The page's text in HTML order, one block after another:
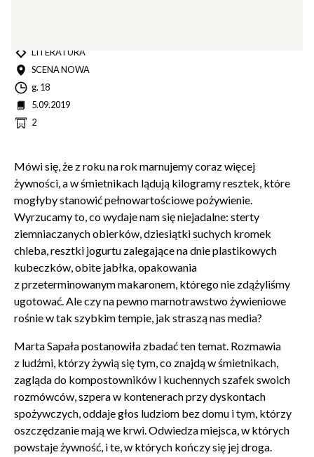
Dołącz do newslettera
POTWIERDŹ ADRES EMAIL
TYP LITERATURA
MIEJSCESCENA NOWA
Godzina
g. 18
Data5.09.2019
Cena2
Mówi się, że z roku na rok marnujemy coraz więcej
żywności, a w śmietnikach lądują kilogramy resztek, które
mogłyby stanowić pełnowartościowe pożywienie.
Wyrzucamy to, co wydaje nam się niejadalne: sterty
ziemniaczanych obierków, dziesiątki suchych kromek
chleba, resztki jogurtu zalegające na dnie plastikowych
kubeczków, obite jabłka, opakowania
z przeterminowanym makaronem, którego nie zdążyliśmy
ugotować. Ale czy na pewno marnotrawstwo żywieniowe
rośnie w tak szybkim tempie, jak straszą nas media?
Marta Sapała postanowiła zbadać ten temat. Rozmawia
z ludźmi, którzy żywią się tym, co znajdą w śmietnikach,
zagląda do kompostowników i kuchennych szafek swoich
rozmówców, szpera w kontenerach przy dyskontach
spożywczych, oddaje głos ludziom bez domu i tym, którzy
oszczędzanie mają we krwi. Odwiedza miejsca, w których
powstaje żywność, i te, w których kończy się jej droga.